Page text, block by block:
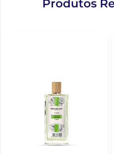
Produtos